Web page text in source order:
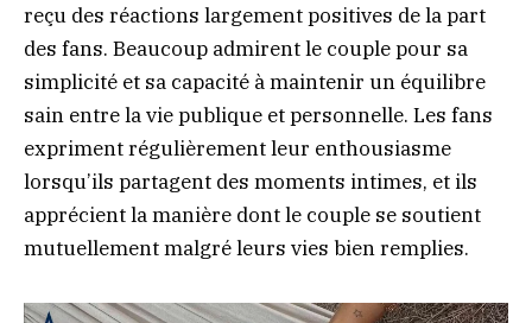
reçu des réactions largement positives de la part
des fans. Beaucoup admirent le couple pour sa
simplicité et sa capacité à maintenir un équilibre
sain entre la vie publique et personnelle. Les fans
expriment régulièrement leur enthousiasme
lorsqu’ils partagent des moments intimes, et ils
apprécient la manière dont le couple se soutient
mutuellement malgré leurs vies bien remplies.